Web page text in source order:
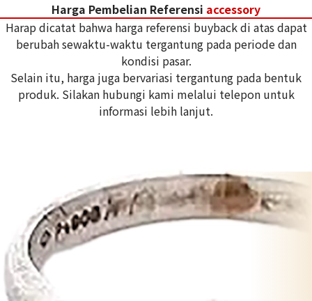
Harga Pembelian Referensi accessory
Harap dicatat bahwa harga referensi buyback di atas dapat
berubah sewaktu-waktu tergantung pada periode dan
kondisi pasar.
Selain itu, harga juga bervariasi tergantung pada bentuk
produk. Silakan hubungi kami melalui telepon untuk
informasi lebih lanjut.